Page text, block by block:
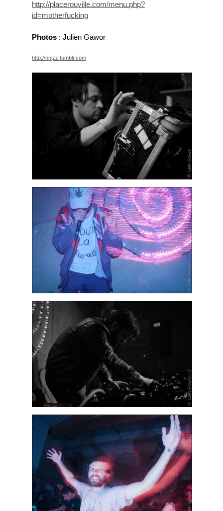
http://placerouville.com/menu.php?
id=motherfucking
Photos : Julien Gawor
http://nnjzz.tumblr.com